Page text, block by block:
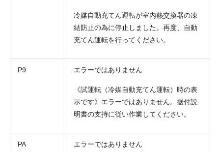
冷媒自動充てん運転が室内熱交換器の凍
結防止の為に停止しました。再度、自動
充てん運転を行ってください。
P9 エラーではありません
《試運転（冷媒自動充てん運転）時の表
示です》エラーではありません。据付説
明書の支持に従い作業してください。
PA エラーではありません